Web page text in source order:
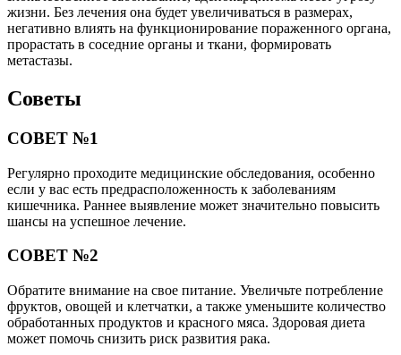
жизни. Без лечения она будет увеличиваться в размерах,
негативно влиять на функционирование пораженного органа,
прорастать в соседние органы и ткани, формировать
метастазы.
Советы
СОВЕТ №1
Регулярно проходите медицинские обследования, особенно
если у вас есть предрасположенность к заболеваниям
кишечника. Раннее выявление может значительно повысить
шансы на успешное лечение.
СОВЕТ №2
Обратите внимание на свое питание. Увеличьте потребление
фруктов, овощей и клетчатки, а также уменьшите количество
обработанных продуктов и красного мяса. Здоровая диета
может помочь снизить риск развития рака.